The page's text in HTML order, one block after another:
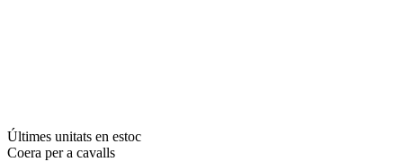
Últimes unitats en estoc
Coera per a cavalls